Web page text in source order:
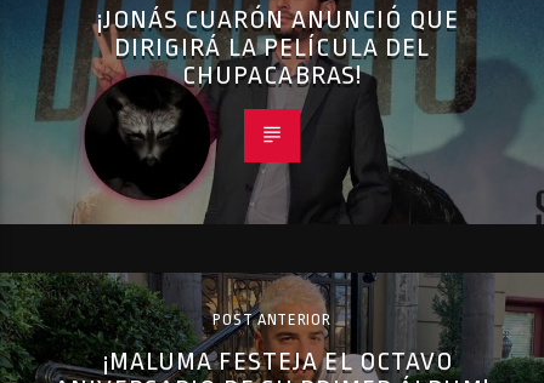
¡JONÁS CUARÓN ANUNCIÓ QUE
DIRIGIRÁ LA PELÍCULA DEL
CHUPACABRAS!
POST ANTERIOR
¡MALUMA FESTEJA EL OCTAVO